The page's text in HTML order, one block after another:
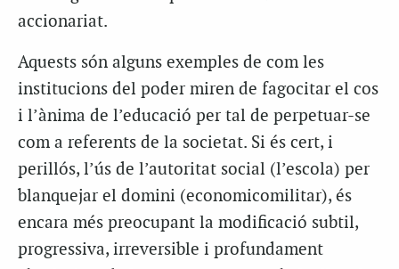
accionariat.
Aquests són alguns exemples de com les
institucions del poder miren de fagocitar el cos
i l’ànima de l’educació per tal de perpetuar-se
com a referents de la societat. Si és cert, i
perillós, l’ús de l’autoritat social (l’escola) per
blanquejar el domini (economicomilitar), és
encara més preocupant la modificació subtil,
progressiva, irreversible i profundament